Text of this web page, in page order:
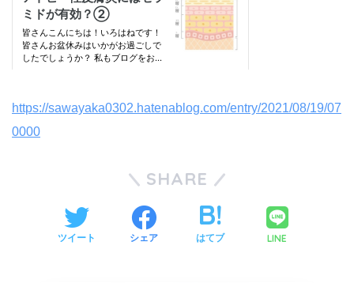
https://sawayaka0302.hatenablog.com/entry/2021/08/19/07
0000
SHARE
ツイート シェア はてブ LINE